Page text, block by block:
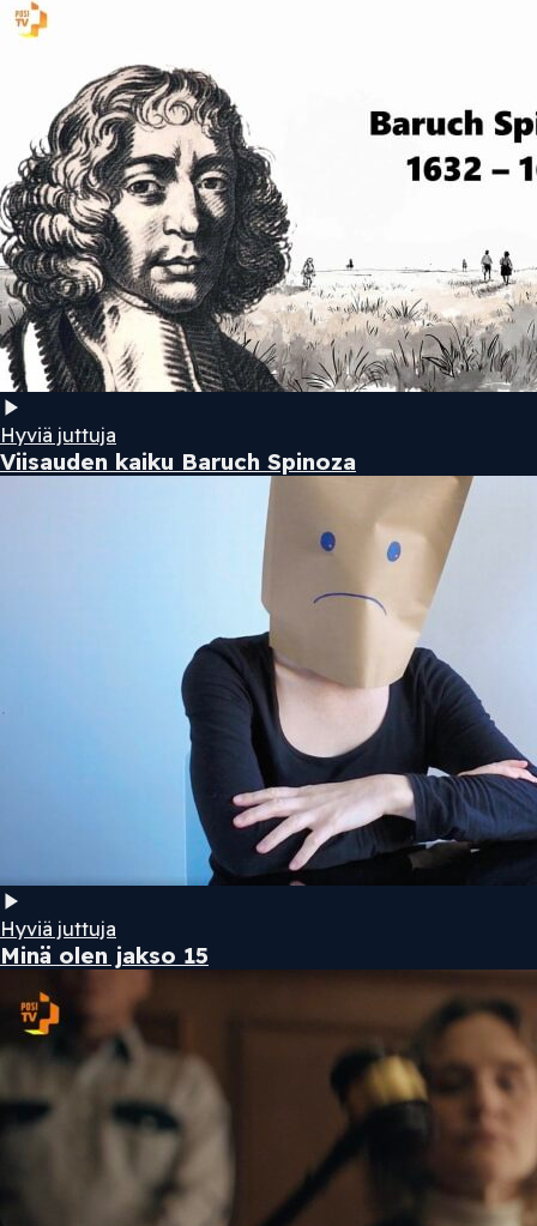
Hyviä juttuja
Viisauden kaiku Baruch Spinoza
Hyviä juttuja
Minä olen jakso 15